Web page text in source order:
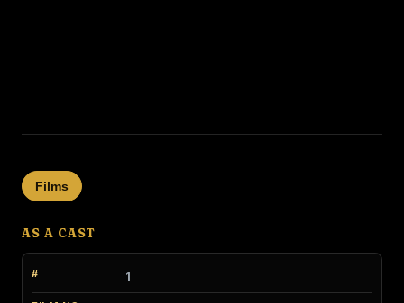
Films
AS A CAST
1